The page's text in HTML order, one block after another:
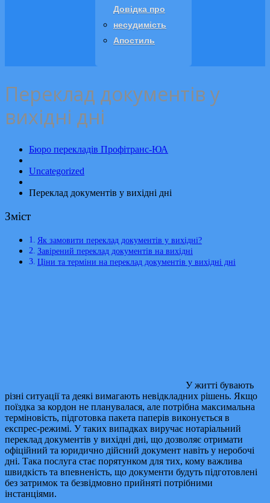
Довідка про
несудимість
Апостиль
Переклад документів у
вихідні дні
Бюро перекладів Профітранс-ЮА
Uncategorized
Переклад документів у вихідні дні
Зміст
Як замовити переклад документів у вихідні?
Завірений переклад документів на вихідні
Ціни та терміни на переклад документів у вихідні дні
У житті бувають
різні ситуації та деякі вимагають невідкладних рішень. Якщо
поїздка за кордон не планувалася, але потрібна максимальна
терміновість, підготовка пакета паперів виконується в
експрес-режимі. У таких випадках виручає нотаріальний
переклад документів у вихідні дні, що дозволяє отримати
офіційний та юридично дійсний документ навіть у неробочі
дні. Така послуга стає порятунком для тих, кому важлива
швидкість та впевненість, що документи будуть підготовлені
без затримок та безвідмовно прийняті потрібними
інстанціями.